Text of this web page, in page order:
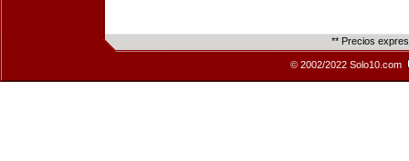
** Precios
© 2002/2022 Solo10.com